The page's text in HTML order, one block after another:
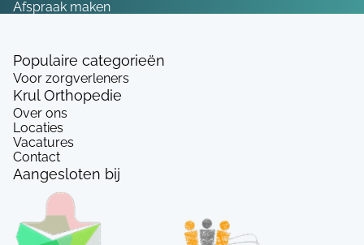
Afspraak maken
Populaire categorieën
Voor zorgverleners
Krul Orthopedie
Over ons
Locaties
Vacatures
Contact
Aangesloten bij